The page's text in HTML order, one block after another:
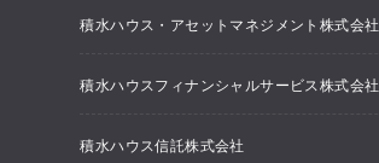
ニュースリリース
積水ハウス・アセットマネジメント株式会社
積水ハウスフィナンシャルサービス株式会社
積水ハウス信託株式会社